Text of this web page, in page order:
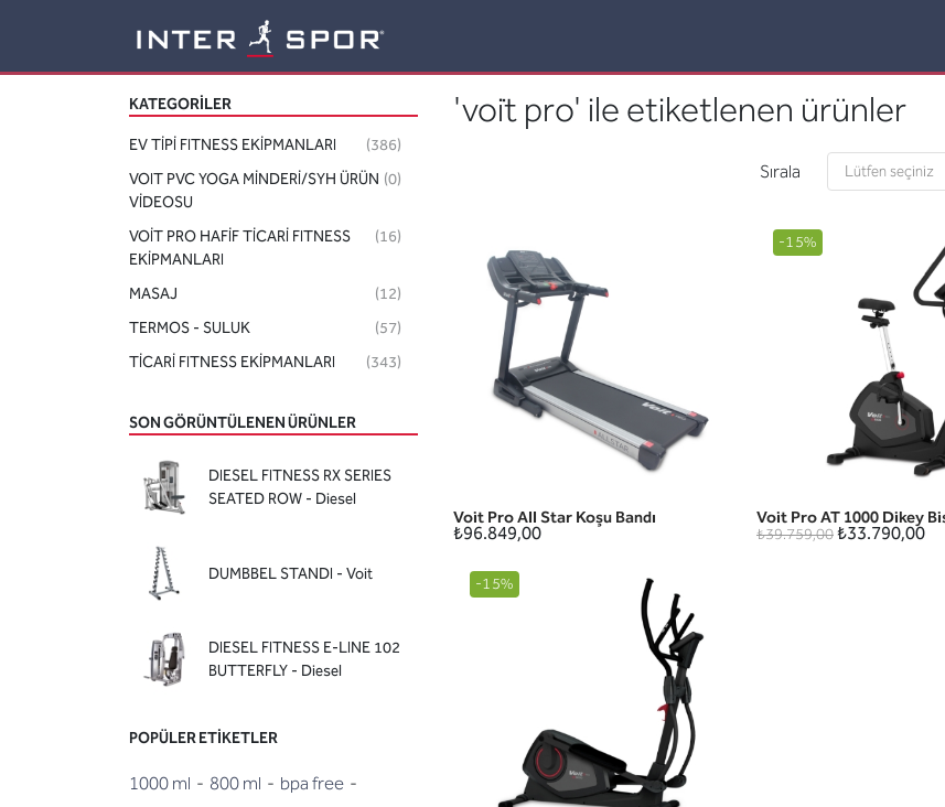
KATEGORILER
EV TİPİ FITNESS EKİPMANLARI
(386)
VOIT PVC YOGA MİNDERİ/SYH ÜRÜN
VİDEOSU
(0)
VOİT PRO HAFİF TİCARİ FITNESS
EKİPMANLARI
(16)
MASAJ
(12)
TERMOS - SULUK
(57)
TİCARİ FITNESS EKİPMANLARI
(343)
SON GÖRÜNTÜLENEN ÜRÜNLER
DIESEL FITNESS RX SERIES
SEATED ROW - Diesel
DUMBBEL STANDI - Voit
DIESEL FITNESS E-LINE 102
BUTTERFLY - Diesel
POPÜLER ETIKETLER
1000 ml - 800 ml - bpa free -
'voi̇t pro' ile etiketlenen ürünler
Sırala
HIZLI GÖRÜNÜM
Voit Pro All Star Koşu Bandı
₺96.849,00 HIZLI
-15%
Voit Pro AT 1000 Dikey
₺39.759,00₺33.790,00
-15%